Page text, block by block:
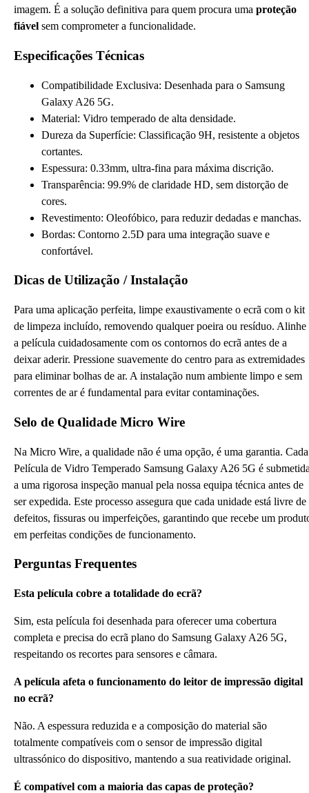
imagem. É a solução definitiva para quem procura uma proteção
fiável sem comprometer a funcionalidade.
Especificações Técnicas
Compatibilidade Exclusiva: Desenhada para o Samsung
Galaxy A26 5G.
Material: Vidro temperado de alta densidade.
Dureza da Superfície: Classificação 9H, resistente a objetos
cortantes.
Espessura: 0.33mm, ultra-fina para máxima discrição.
Transparência: 99.9% de claridade HD, sem distorção de
cores.
Revestimento: Oleofóbico, para reduzir dedadas e manchas.
Bordas: Contorno 2.5D para uma integração suave e
confortável.
Dicas de Utilização / Instalação
Para uma aplicação perfeita, limpe exaustivamente o ecrã com o kit
de limpeza incluído, removendo qualquer poeira ou resíduo. Alinhe
a película cuidadosamente com os contornos do ecrã antes de a
deixar aderir. Pressione suavemente do centro para as extremidades
para eliminar bolhas de ar. A instalação num ambiente limpo e sem
correntes de ar é fundamental para evitar contaminações.
Selo de Qualidade Micro Wire
Na Micro Wire, a qualidade não é uma opção, é uma garantia. Cada
Película de Vidro Temperado Samsung Galaxy A26 5G é
a uma rigorosa inspeção manual pela nossa equipa técnica antes de
ser expedida. Este processo assegura que cada unidade está livre de
defeitos, fissuras ou imperfeições, garantindo que recebe um
em perfeitas condições de funcionamento.
Perguntas Frequentes
Esta película cobre a totalidade do ecrã?
Sim, esta película foi desenhada para oferecer uma cobertura
completa e precisa do ecrã plano do Samsung Galaxy A26 5G,
respeitando os recortes para sensores e câmara.
A película afeta o funcionamento do leitor de impressão digital
no ecrã?
Não. A espessura reduzida e a composição do material são
totalmente compatíveis com o sensor de impressão digital
ultrassónico do dispositivo, mantendo a sua reatividade original.
É compatível com a maioria das capas de proteção?